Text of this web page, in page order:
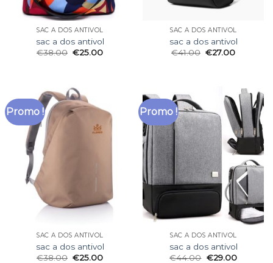
SAC A DOS ANTIVOL
sac a dos antivol
€38.00 €25.00
SAC A DOS ANTIVOL
sac a dos antivol
€41.00 €27.00
Promo !
SAC A DOS ANTIVOL
sac a dos antivol
€38.00 €25.00
Promo !
SAC A DOS ANTIVOL
sac a dos antivol
€44.00 €29.00